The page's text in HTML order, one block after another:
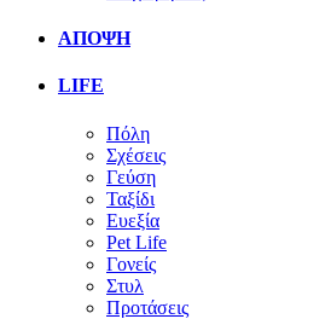
ΑΠΟΨΗ
LIFE
Πόλη
Σχέσεις
Γεύση
Ταξίδι
Ευεξία
Pet Life
Γονείς
Στυλ
Προτάσεις